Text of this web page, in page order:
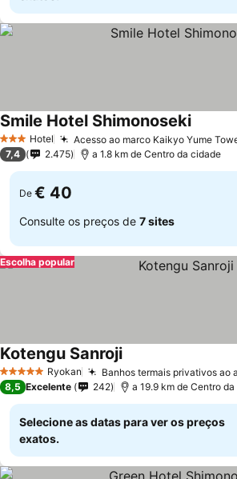
3 EstrelasHotel Acesso ao marco Kaikyo Yume
Smile Hotel Shimonoseki
7,4 2.475 a 1.8 km de Centro da cidade
De € 40
Consulte os preços de 7 sites
Escolha popular
5 Estrelas Ryokan Banhos termais privativos ao
Kotengu Sanroji
8,5 Excelente 242 a 19.9 km de Centro
Selecione as datas para ver os preços
exatos.